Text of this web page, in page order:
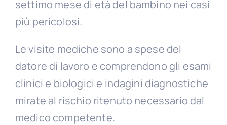
settimo mese di età del bambino nei casi
più pericolosi.
Le visite mediche sono a spese del
datore di lavoro e comprendono gli esami
clinici e biologici e indagini diagnostiche
mirate al rischio ritenuto necessario dal
medico competente.